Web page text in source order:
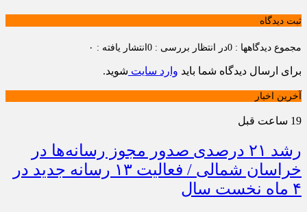
ثبت دیدگاه
مجموع دیدگاهها : 0 در انتظار بررسی : 0 انتشار یافته : ۰
برای ارسال دیدگاه شما باید وارد سایت شوید.
آخرین اخبار
19 ساعت قبل
رشد ۲۱ درصدی صدور مجوز رسانه‌ها در
خراسان شمالی / فعالیت ۱۳ رسانه جدید در
۴ ماه نخست سال